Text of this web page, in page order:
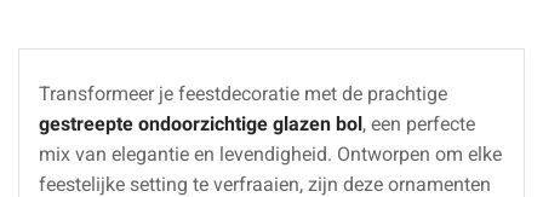
Transformeer je feestdecoratie met de prachtige
gestreepte ondoorzichtige glazen bol, een perfecte
mix van elegantie en levendigheid. Ontworpen om elke
feestelijke setting te verfraaien, zijn deze ornamenten